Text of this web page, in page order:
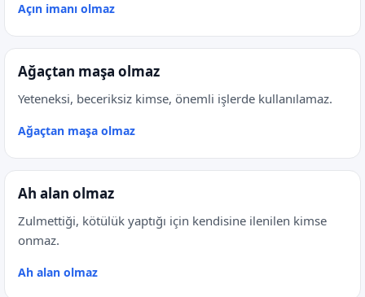
Açın imanı olmaz
Ağaçtan maşa olmaz
Yeteneksi, beceriksiz kimse, önemli işlerde kullanılamaz.
Ağaçtan maşa olmaz
Ah alan olmaz
Zulmettiği, kötülük yaptığı için kendisine ilenilen kimse
onmaz.
Ah alan olmaz